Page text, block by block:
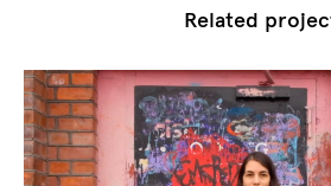
Related